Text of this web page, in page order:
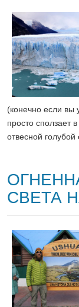
(конечно если вы
просто сползает
отвесной
СВЕТА